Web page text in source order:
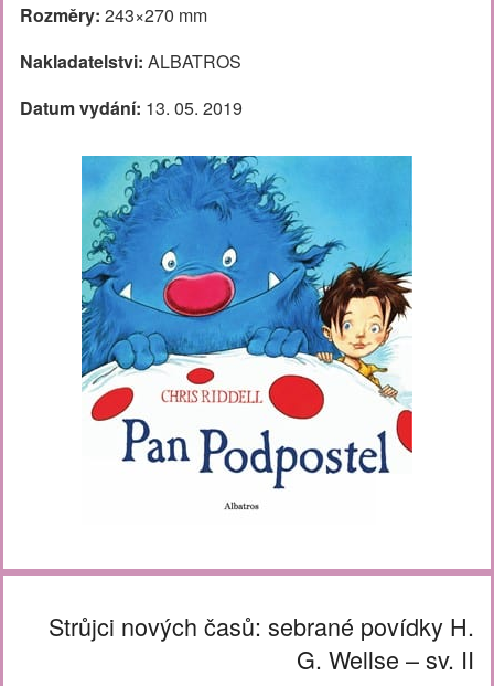
Rozměry: 243×270 mm
Nakladatelstvi: ALBATROS
Datum vydání: 13. 05. 2019
Strůjci nových časů: sebrané povídky H.
G. Wellse – sv. II